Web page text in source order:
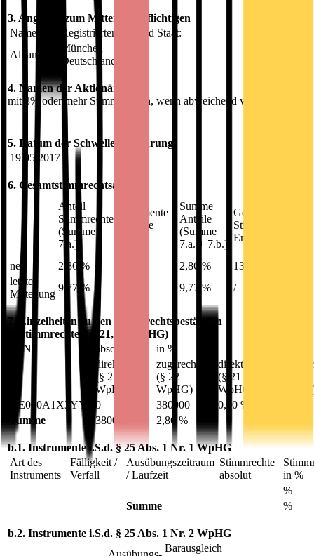
3. Angaben zum Mitteilungspflichtigen
Name:
Registrierter Sitz und Staat:
Allianz SE
München
Deutschland
4. Namen der Aktionäre
mit 3% oder mehr Stimmrechten, wenn abweichend von 3.
5. Datum der Schwellenberührung
19.05.2017
6. Gesamtstimmrechtsanteile
Anteil
Stimmrechte
(Summe
7.a.)
Instrumente
(Summe
Summe
Anteile
(Summe
7.a. + 7.b.)
Gesamtzahl
Stimmrechte des
Emittenten
neu 2,86 % 2,86 %
13300000
letzte
Mitteilung
9,77 % 9,77 % /
7. Einzelheiten zu den Stimmrechtsbeständen
a. Stimmrechte (§§ 21, 22 WpHG)
ISIN
absolut
in %
direkt
(§ 21
WpHG)
zugerechnet
(§ 22
WpHG)
direkt
(§ 21
WpHG)
DE000A1X3YY0
0 380000 0,00 %
Summe
380000 2,86 %
b.1. Instrumente i.S.d. § 25 Abs. 1 Nr. 1 WpHG
Art des
Instruments
Fälligkeit /
Verfall
Ausübungs­zeitraum
/ Laufzeit
Stimmrechte
absolut
in %
%
Summe
%
b.2. Instrumente i.S.d. § 25 Abs. 1 Nr. 2 WpHG
Barausgleich